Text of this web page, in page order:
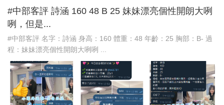
#中部客評 詩涵 160 48 B 25 妹妹漂亮個性開朗大咧
咧，但是...
#中部客評 名字：詩涵 身高：160 體重：48 年齡：25 胸部：B- 過
程：妹妹漂亮個性開朗大咧咧 ...